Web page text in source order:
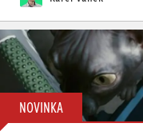
NOVINKA